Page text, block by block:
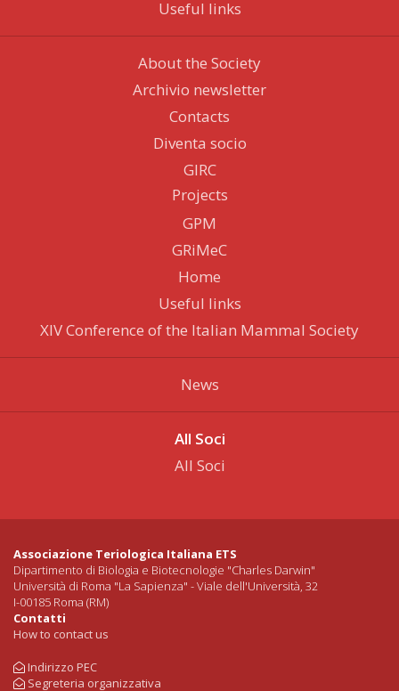
Useful links
About the Society
Archivio newsletter
Contacts
Diventa socio
GIRC
Projects
GPM
GRiMeC
Home
Useful links
XIV Conference of the Italian Mammal Society
News
All Soci
All Soci
Associazione Teriologica Italiana ETS
Dipartimento di Biologia e Biotecnologie "Charles Darwin"
Università di Roma "La Sapienza" - Viale dell'Università, 32
I-00185 Roma (RM)
Contatti
How to contact us
Indirizzo PEC
Segreteria organizzativa